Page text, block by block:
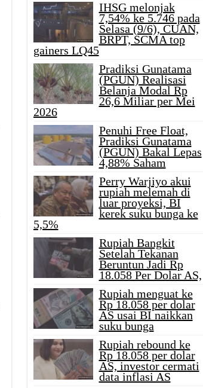
IHSG melonjak
7,54% ke 5.746 pada
Selasa (9/6), CUAN,
BRPT, SCMA top
gainers LQ45
Pradiksi Gunatama
(PGUN) Realisasi
Belanja Modal Rp
26,6 Miliar per Mei
2026
Penuhi Free Float,
Pradiksi Gunatama
(PGUN) Bakal Lepas
4,88% Saham
Perry Warjiyo akui
rupiah melemah di
luar proyeksi, BI
kerek suku bunga ke
5,5%
Rupiah Bangkit
Setelah Tekanan
Beruntun Jadi Rp
18.058 Per Dolar AS,
Rupiah menguat ke
Rp 18.058 per dolar
AS usai BI naikkan
suku bunga
Rupiah rebound ke
Rp 18.058 per dolar
AS, investor cermati
data inflasi AS